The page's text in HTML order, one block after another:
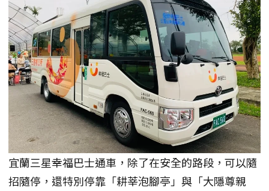
宜蘭三星幸福巴士通車，除了在安全的路段，可以隨
招隨停，還特別停靠「耕莘泡腳亭」與「大隱尊親